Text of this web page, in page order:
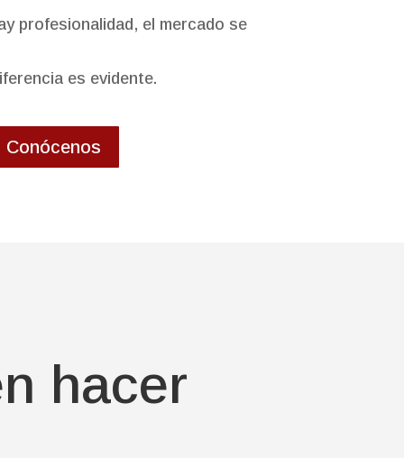
profesionalidad, el mercado se
es evidente.
Conócenos
hacer